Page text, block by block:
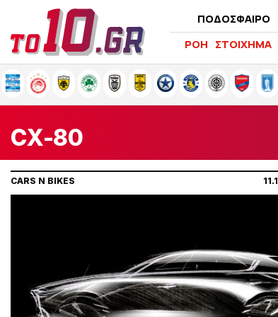
ΠΟΔΟΣΦΑΙΡΟ
ΡΟΗ ΣΤΟΙΧΗΜΑ
CX-80
CARS N BIKES